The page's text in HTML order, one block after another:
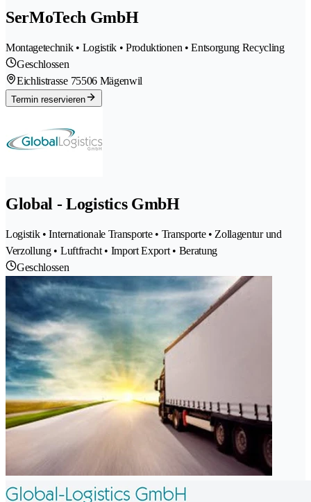
SerMoTech GmbH
Montagetechnik • Logistik • Produktionen • Entsorgung Recycling
Geschlossen
Eichlistrasse 75506 Mägenwil
Termin reservieren
Global - Logistics GmbH
Logistik • Internationale Transporte • Transporte • Zollagentur und
Verzollung • Luftfracht • Import Export • Beratung
Geschlossen